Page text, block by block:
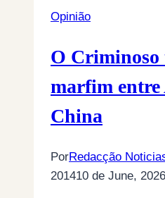
Opinião
O Criminoso
marfim entre
China
PorRedacção
201410 de June, 2026